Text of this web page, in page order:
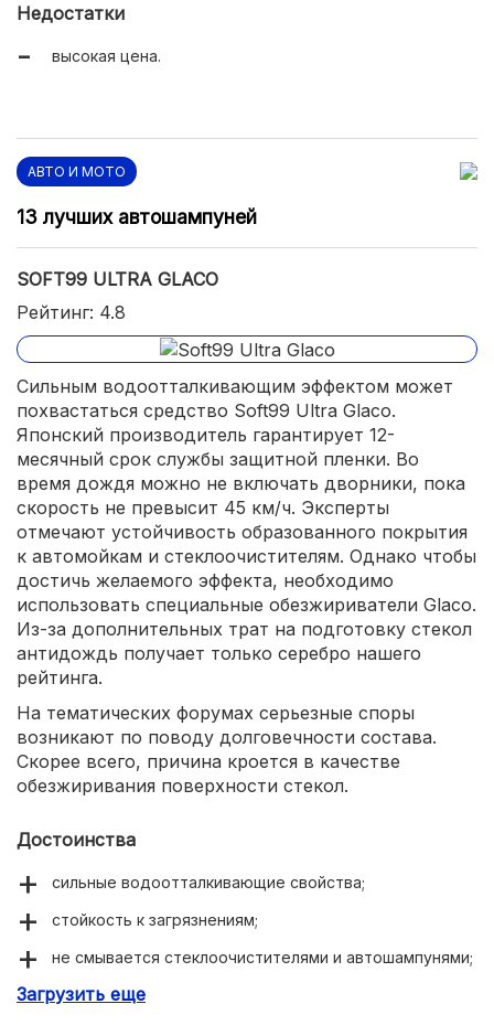
Недостатки
высокая цена.
АВТО И МОТО
13 лучших автошампуней
SOFT99 ULTRA GLACO
Рейтинг: 4.8
Сильным водоотталкивающим эффектом может
похвастаться средство Soft99 Ultra Glaco.
Японский производитель гарантирует 12-
месячный срок службы защитной пленки. Во
время дождя можно не включать дворники, пока
скорость не превысит 45 км/ч. Эксперты
отмечают устойчивость образованного покрытия
к автомойкам и стеклоочистителям. Однако чтобы
достичь желаемого эффекта, необходимо
использовать специальные обезжириватели Glaco.
Из-за дополнительных трат на подготовку стекол
антидождь получает только серебро нашего
рейтинга.
На тематических форумах серьезные споры
возникают по поводу долговечности состава.
Скорее всего, причина кроется в качестве
обезжиривания поверхности стекол.
Достоинства
сильные водоотталкивающие свойства;
стойкость к загрязнениям;
не смывается стеклоочистителями и автошампунями;
отличная видимость.
Загрузить еще